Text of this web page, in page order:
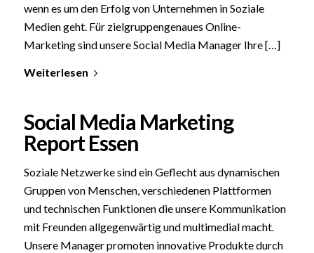
wenn es um den Erfolg von Unternehmen in Soziale
Medien geht. Für zielgruppengenaues Online-
Marketing sind unsere Social Media Manager Ihre […]
Weiterlesen
Social Media Marketing
Report Essen
Soziale Netzwerke sind ein Geflecht aus dynamischen
Gruppen von Menschen, verschiedenen Plattformen
und technischen Funktionen die unsere Kommunikation
mit Freunden allgegenwärtig und multimedial macht.
Unsere Manager promoten innovative Produkte durch